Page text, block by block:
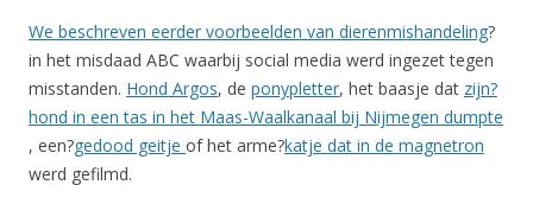
We beschreven eerder voorbeelden van dierenmishandeling?
in het misdaad ABC waarbij social media werd ingezet tegen
misstanden. Hond Argos, de ponypletter, het baasje dat zijn?
hond in een tas in het Maas-Waalkanaal bij Nijmegen dumpte
, een?gedood geitje of het arme?katje dat in de magnetron
werd gefilmd.